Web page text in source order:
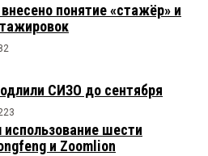
понятие «стажёр» и
СИЗО до сентября
шести
и Zoomlion